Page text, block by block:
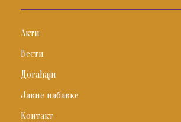
Акти
Вести
Догађаји
Јавне набавке
Контакт